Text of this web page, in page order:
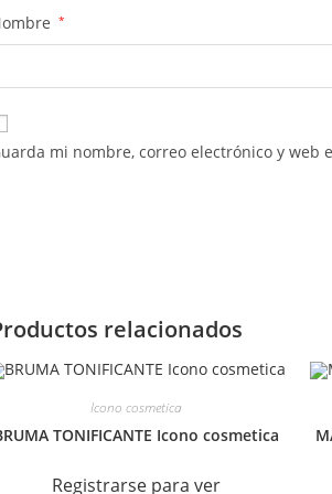
*
mi nombre, correo electrónico y web
relacionados
Icono cosmetica
TONIFICANTE Icono cosmetica
Registrarse para ver